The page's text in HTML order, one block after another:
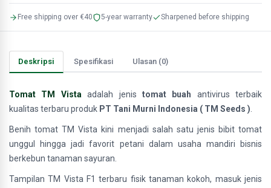
Free shipping over €40 5-year warranty Sharpened before shipping
Deskripsi Spesifikasi Ulasan (0)
Tomat TM Vista adalah jenis tomat buah antivirus terbaik
kualitas terbaru produk PT Tani Murni Indonesia ( TM Seeds )
Benih tomat TM Vista kini menjadi salah satu jenis bibit tomat
unggul hingga jadi favorit petani dalam usaha mandiri bisnis
berkebun tanaman sayuran.
Tampilan TM Vista F1 terbaru fisik tanaman kokoh, masuk jenis